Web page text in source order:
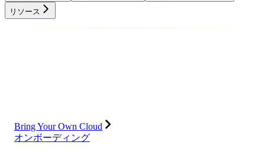
リソース
Bring Your Own Cloud
オンボーディング